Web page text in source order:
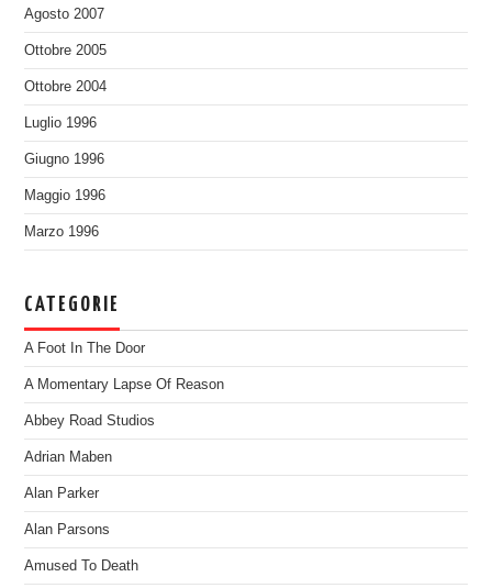
Agosto 2007
Ottobre 2005
Ottobre 2004
Luglio 1996
Giugno 1996
Maggio 1996
Marzo 1996
CATEGORIE
A Foot In The Door
A Momentary Lapse Of Reason
Abbey Road Studios
Adrian Maben
Alan Parker
Alan Parsons
Amused To Death